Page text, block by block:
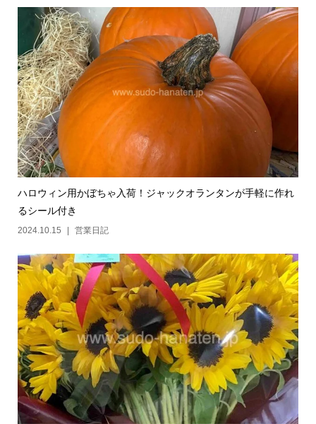
ハロウィン用かぼちゃ入荷！ジャックオランタンが手軽に作れ
るシール付き
2024.10.15 営業日記